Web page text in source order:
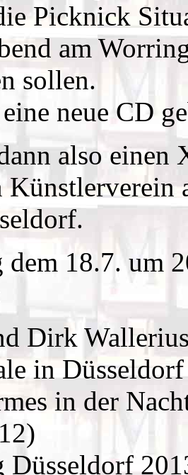
Picknick
am
sollen.
neue CD
also
18.7. um
Dirk
in
in der
Düsseldorf